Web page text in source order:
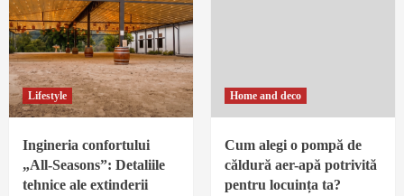
Lifestyle
Ingineria confortului
„All-Seasons”: Detaliile
tehnice ale extinderii
Home and deco
Cum alegi o pompă de
căldură aer-apă potrivită
pentru locuința ta?